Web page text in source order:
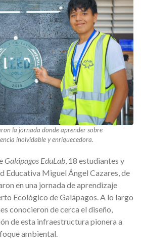
la jornada donde aprender sobre
inolvidable y enriquecedora.
Galápagos EduLab , 18 estudiantes y
Educativa Miguel Ángel Cazares, de
en una jornada de aprendizaje
Ecológico de Galápagos. A lo largo
conocieron de cerca el diseño,
de esta infraestructura pionera a
ambiental.